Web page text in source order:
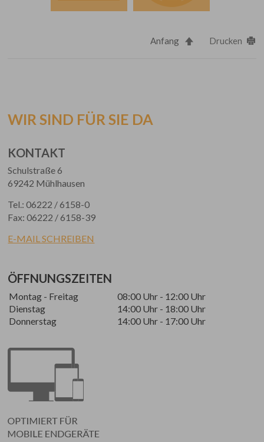
Anfang Drucken
WIR SIND FÜR SIE DA
KONTAKT
Schulstraße 6
69242 Mühlhausen
Tel.: 06222 / 6158-0
Fax: 06222 / 6158-39
E-MAIL SCHREIBEN
ÖFFNUNGSZEITEN
Montag - Freitag
08:00 Uhr - 12:00 Uhr
Dienstag
14:00 Uhr - 18:00 Uhr
Donnerstag
14:00 Uhr - 17:00 Uhr